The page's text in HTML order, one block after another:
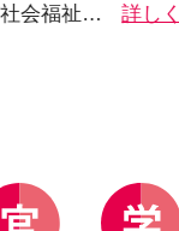
会福祉…
詳し